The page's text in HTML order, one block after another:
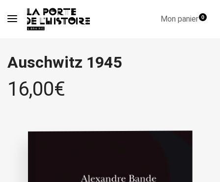
Mon panier0
Auschwitz 1945
16,00€